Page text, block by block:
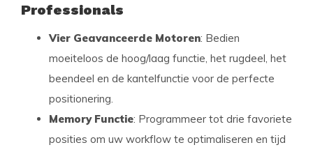
Professionals
Vier Geavanceerde Motoren: Bedien
moeiteloos de hoog/laag functie, het rugdeel, het
beendeel en de kantelfunctie voor de perfecte
positionering.
Memory Functie: Programmeer tot drie favoriete
posities om uw workflow te optimaliseren en tijd